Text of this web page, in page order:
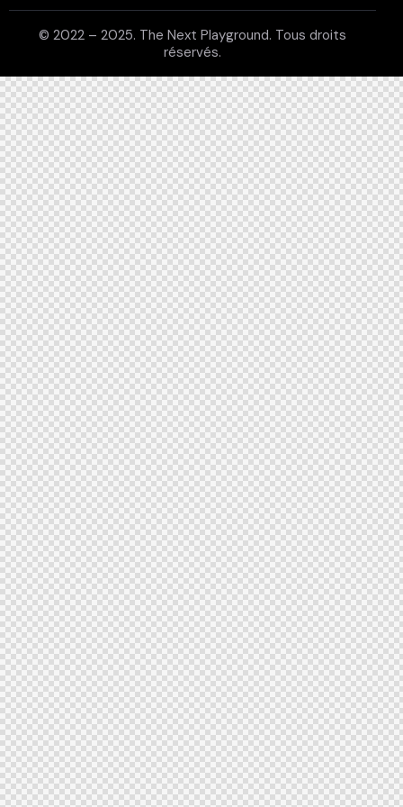
© 2022 – 2025. The Next Playground. Tous droits
réservés.